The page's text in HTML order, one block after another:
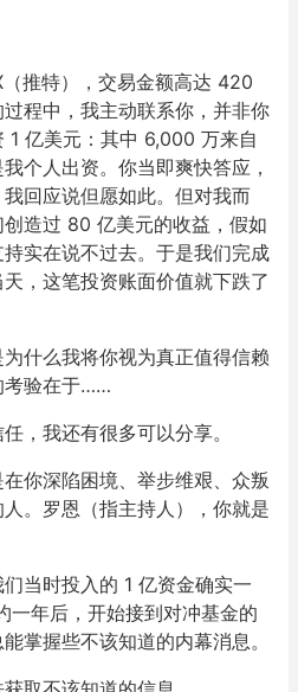
推特），交易金额高达 420
程中，我主动联系你，并非你
1 亿美元：其中 6,000 万来自
个人出资。你当即爽快答应，
回应说但愿如此。但对我而
造过 80 亿美元的收益，假如
实在说不过去。于是我们完成
，这笔投资账面价值就下跌了
为什么我将你视为真正值得信赖
考验在于……
，我还有很多可以分享。
你深陷困境、举步维艰、众叛
。罗恩（指主持人），你就是
当时投入的 1 亿资金确实一
年后，开始接到对冲基金的
掌握些不该知道的内幕消息。